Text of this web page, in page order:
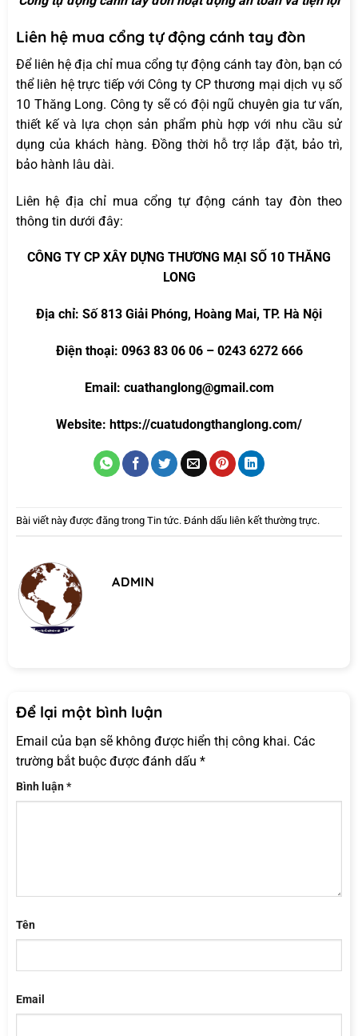
Liên hệ mua cổng tự động cánh tay đòn
Để liên hệ địa chỉ mua cổng tự động cánh tay đòn, bạn có
thể liên hệ trực tiếp với Công ty CP thương mại dịch vụ số
10 Thăng Long. Công ty sẽ có đội ngũ chuyên gia tư vấn,
thiết kế và lựa chọn sản phẩm phù hợp với nhu cầu sử
dụng của khách hàng. Đồng thời hỗ trợ lắp đặt, bảo trì,
bảo hành lâu dài.
Liên hệ địa chỉ mua cổng tự động cánh tay đòn theo
thông tin dưới đây:
CÔNG TY CP XÂY DỰNG THƯƠNG MẠI SỐ 10 THĂNG
LONG
Địa chỉ: Số 813 Giải Phóng, Hoàng Mai, TP. Hà Nội
Điện thoại: 0963 83 06 06 – 0243 6272 666
Email: cuathanglong@gmail.com
Website: https://cuatudongthanglong.com/
Bài viết này được đăng trong Tin tức. Đánh dấu liên kết thường trực.
ADMIN
Để lại một bình luận
Email của bạn sẽ không được hiển thị công khai. Các
trường bắt buộc được đánh dấu *
Bình luận*
Tên
Email